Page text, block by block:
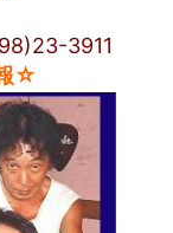
3911
☆